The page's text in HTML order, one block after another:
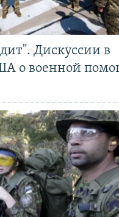
Дискуссии в
о военной